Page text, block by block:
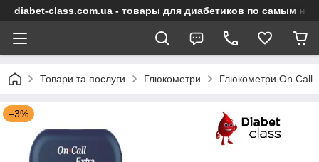
diabet-class.com.ua - товары для диабетиков по самым
Товари та послуги Глюкометри Глюкометри On Call
–3%